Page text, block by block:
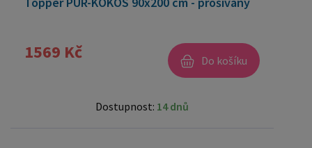
1569 Kč Do košíku
Dostupnost: 14 dnů